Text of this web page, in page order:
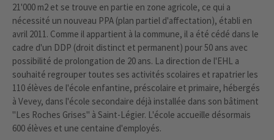
21'000 m2 et se trouve en partie en zone agricole, ce qui a
nécessité un nouveau PPA (plan partiel d'affectation), établi en
avril 2011. Comme il appartient à la commune, il a été cédé dans le
cadre d'un DDP (droit distinct et permanent) pour 50 ans avec
possibilité de prolongation de 20 ans. La direction de l'EHL a
souhaité regrouper toutes ses activités scolaires et rapatrier les
110 élèves de l'école enfantine, préscolaire et primaire, hébergés
à Vevey, dans l'école secondaire déjà installée dans son bâtiment
"Les Roches Grises" à Saint-Légier. L'école accueille désormais
600 élèves et une centaine d'employés.